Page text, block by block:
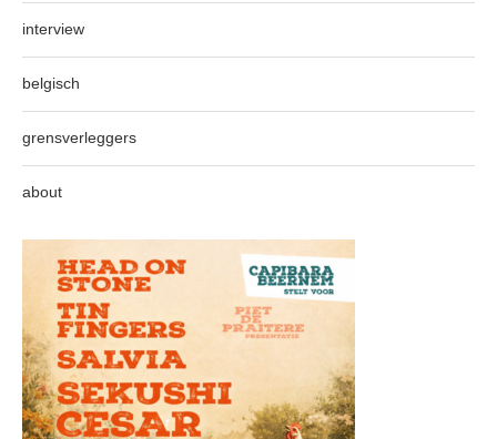
interview
belgisch
grensverleggers
about